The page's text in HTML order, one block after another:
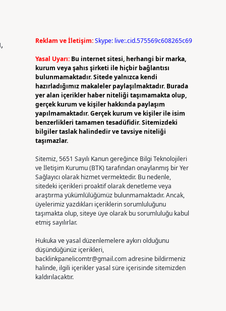
Reklam ve İletişim:Skype: live:.cid.575569c608265c69
Yasal Uyarı: Bu internet sitesi, herhangi bir marka,
kurum veya şahıs şirketi ile hiçbir bağlantısı
bulunmamaktadır. Sitede yalnızca kendi
hazırladığımız makaleler paylaşılmaktadır. Burada
yer alan içerikler haber niteliği taşımamakta olup,
gerçek kurum ve kişiler hakkında paylaşım
yapılmamaktadır. Gerçek kurum ve kişiler ile isim
benzerlikleri tamamen tesadüfidir. Sitemizdeki
bilgiler taslak halindedir ve tavsiye niteliği
taşımazlar.
Sitemiz, 5651 Sayılı Kanun gereğince Bilgi Teknolojileri
ve İletişim Kurumu (BTK) tarafından onaylanmış bir Yer
Sağlayıcı olarak hizmet vermektedir. Bu nedenle,
sitedeki içerikleri proaktif olarak denetleme veya
araştırma yükümlülüğümüz bulunmamaktadır. Ancak,
üyelerimiz yazdıkları içeriklerin sorumluluğunu
taşımakta olup, siteye üye olarak bu sorumluluğu kabul
etmiş sayılırlar.
Hukuka ve yasal düzenlemelere aykırı olduğunu
düşündüğünüz içerikleri,
backlinkpanelicomtr@gmail.comadresine bildirmeniz
halinde, ilgili içerikler yasal süre içerisinde sitemizden
kaldırılacaktır.